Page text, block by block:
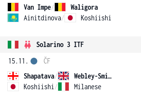
Van Impe/
Waligora
Ainitdinova/ Koshiishi
Solarino 3 ITF
15.11.
Shapatava/
Webley-Smith
Koshiishi / Milanese
ČF